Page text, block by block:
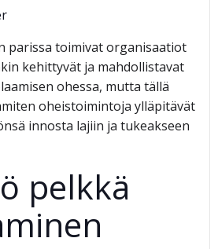
parissa toimivat organisaatiot
kehittyvät ja mahdollistavat
ohessa, mutta tällä
oheistoimintoja ylläpitävät
innosta lajiin ja tukeakseen
pelkkä